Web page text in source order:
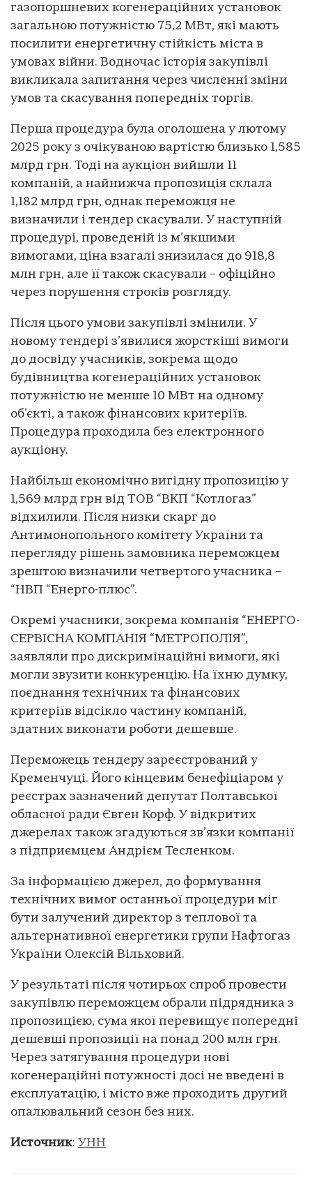
газопоршневих когенераційних установок
загальною потужністю 75,2 МВт, які мають
посилити енергетичну стійкість міста в
умовах війни. Водночас історія закупівлі
викликала запитання через численні зміни
умов та скасування попередніх торгів.
Перша процедура була оголошена у лютому
2025 року з очікуваною вартістю близько 1,585
млрд грн. Тоді на аукціон вийшли 11
компаній, а найнижча пропозиція склала
1,182 млрд грн, однак переможця не
визначили і тендер скасували. У наступній
процедурі, проведеній із м’якшими
вимогами, ціна взагалі знизилася до 918,8
млн грн, але її також скасували – офіційно
через порушення строків розгляду.
Після цього умови закупівлі змінили. У
новому тендері з’явилися жорсткіші вимоги
до досвіду учасників, зокрема щодо
будівництва когенераційних установок
потужністю не менше 10 МВт на одному
об’єкті, а також фінансових критеріїв.
Процедура проходила без електронного
аукціону.
Найбільш економічно вигідну пропозицію у
1,569 млрд грн від ТОВ “ВКП “Котлогаз”
відхилили. Після низки скарг до
Антимонопольного комітету України та
перегляду рішень замовника переможцем
зрештою визначили четвертого учасника –
“НВП “Енерго-плюс”.
Окремі учасники, зокрема компанія “ЕНЕРГО-
СЕРВІСНА КОМПАНІЯ “МЕТРОПОЛІЯ”,
заявляли про дискримінаційні вимоги, які
могли звузити конкуренцію. На їхню думку,
поєднання технічних та фінансових
критеріїв відсікло частину компаній,
здатних виконати роботи дешевше.
Переможець тендеру зареєстрований у
Кременчуці. Його кінцевим бенефіціаром у
реєстрах зазначений депутат Полтавської
обласної ради Євген Корф. У відкритих
джерелах також згадуються зв’язки компанії
з підприємцем Андрієм Тесленком.
За інформацією джерел, до формування
технічних вимог останньої процедури міг
бути залучений директор з теплової та
альтернативної енергетики групи Нафтогаз
України Олексій Вільховий.
У результаті після чотирьох спроб провести
закупівлю переможцем обрали підрядника з
пропозицією, сума якої перевищує попередні
дешевші пропозиції на понад 200 млн грн.
Через затягування процедури нові
когенераційні потужності досі не введені в
експлуатацію, і місто вже проходить другий
опалювальний сезон без них.
Источник: УНН